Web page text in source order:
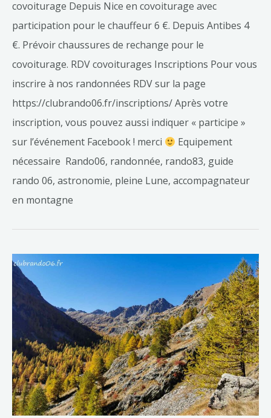
covoiturage Depuis Nice en covoiturage avec
participation pour le chauffeur 6 €. Depuis Antibes 4
€. Prévoir chaussures de rechange pour le
covoiturage. RDV covoiturages Inscriptions Pour vous
inscrire à nos randonnées RDV sur la page
https://clubrando06.fr/inscriptions/ Après votre
inscription, vous pouvez aussi indiquer « participe »
sur l’événement Facebook ! merci
Equipement
nécessaire Rando06, randonnée, rando83, guide
rando 06, astronomie, pleine Lune, accompagnateur
en montagne